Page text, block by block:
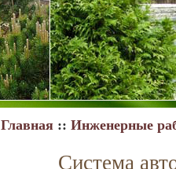
Главная:: Инженерные
Система